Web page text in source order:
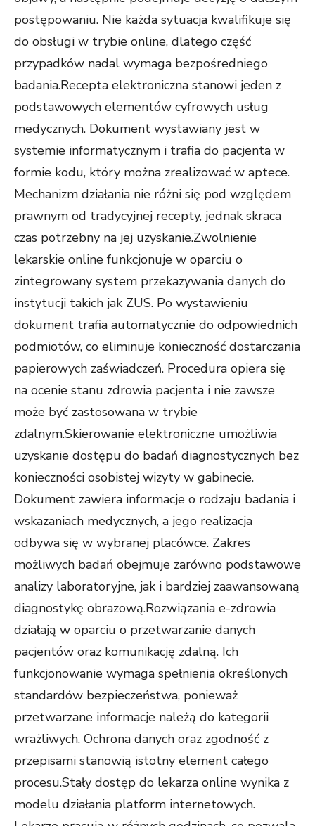
postępowaniu. Nie każda sytuacja kwalifikuje się
do obsługi w trybie online, dlatego część
przypadków nadal wymaga bezpośredniego
badania.Recepta elektroniczna stanowi jeden z
podstawowych elementów cyfrowych usług
medycznych. Dokument wystawiany jest w
systemie informatycznym i trafia do pacjenta w
formie kodu, który można zrealizować w aptece.
Mechanizm działania nie różni się pod względem
prawnym od tradycyjnej recepty, jednak skraca
czas potrzebny na jej uzyskanie.Zwolnienie
lekarskie online funkcjonuje w oparciu o
zintegrowany system przekazywania danych do
instytucji takich jak ZUS. Po wystawieniu
dokument trafia automatycznie do odpowiednich
podmiotów, co eliminuje konieczność dostarczania
papierowych zaświadczeń. Procedura opiera się
na ocenie stanu zdrowia pacjenta i nie zawsze
może być zastosowana w trybie
zdalnym.Skierowanie elektroniczne umożliwia
uzyskanie dostępu do badań diagnostycznych bez
konieczności osobistej wizyty w gabinecie.
Dokument zawiera informacje o rodzaju badania i
wskazaniach medycznych, a jego realizacja
odbywa się w wybranej placówce. Zakres
możliwych badań obejmuje zarówno podstawowe
analizy laboratoryjne, jak i bardziej zaawansowaną
diagnostykę obrazową.Rozwiązania e-zdrowia
działają w oparciu o przetwarzanie danych
pacjentów oraz komunikację zdalną. Ich
funkcjonowanie wymaga spełnienia określonych
standardów bezpieczeństwa, ponieważ
przetwarzane informacje należą do kategorii
wrażliwych. Ochrona danych oraz zgodność z
przepisami stanowią istotny element całego
procesu.Stały dostęp do lekarza online wynika z
modelu działania platform internetowych.